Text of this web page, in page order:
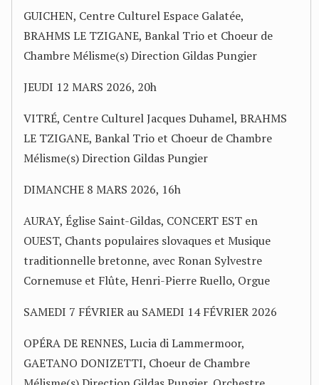
GUICHEN, Centre Culturel Espace Galatée,
BRAHMS LE TZIGANE, Bankal Trio et Choeur de
Chambre Mélisme(s) Direction Gildas Pungier
JEUDI 12 MARS 2026, 20h
VITRÉ, Centre Culturel Jacques Duhamel, BRAHMS
LE TZIGANE, Bankal Trio et Choeur de Chambre
Mélisme(s) Direction Gildas Pungier
DIMANCHE 8 MARS 2026, 16h
AURAY, Église Saint-Gildas, CONCERT EST en
OUEST, Chants populaires slovaques et Musique
traditionnelle bretonne, avec Ronan Sylvestre
Cornemuse et Flûte, Henri-Pierre Ruello, Orgue
SAMEDI 7 FÉVRIER au SAMEDI 14 FÉVRIER 2026
OPÉRA DE RENNES, Lucia di Lammermoor,
GAETANO DONIZETTI, Choeur de Chambre